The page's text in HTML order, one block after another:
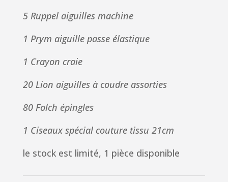
5 Ruppel aiguilles machine
1 Prym aiguille passe élastique
1 Crayon craie
20 Lion aiguilles à coudre assorties
80 Folch épingles
1 Ciseaux spécial couture tissu 21cm
le stock est limité, 1 pièce disponible